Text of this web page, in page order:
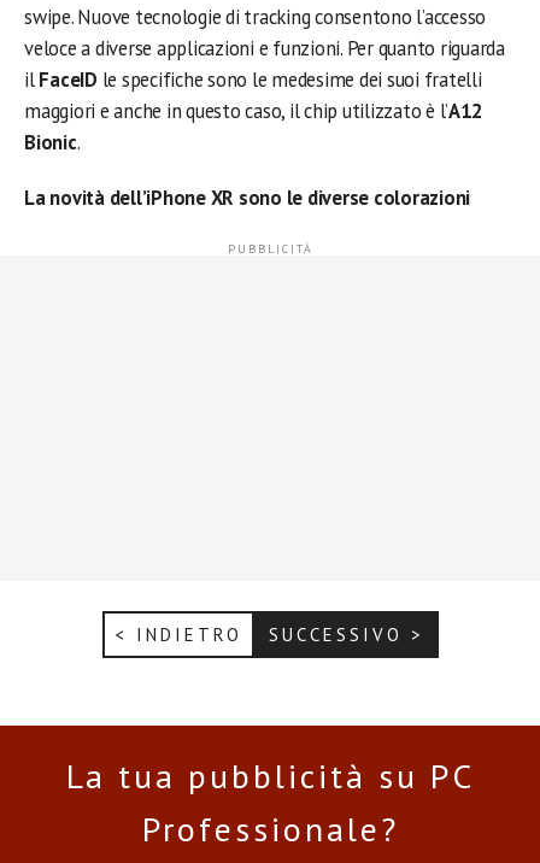
swipe. Nuove tecnologie di tracking consentono l’accesso
veloce a diverse applicazioni e funzioni. Per quanto riguarda
ilFaceID le specifiche sono le medesime dei suoi fratelli
maggiori e anche in questo caso, il chip utilizzato è l’A12
Bionic.
La novità dell’iPhone XR sono le diverse colorazioni
< INDIETRO SUCCESSIVO >
La tua pubblicità su PC
Professionale?